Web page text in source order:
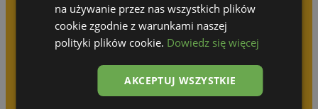
N’attendez pas que quelqu’un d’autre réalise
votre idée !
Olga Górska
+48 690 512 414
na używanie przez nas wszystkich plików
cookie zgodnie z warunkami naszej
polityki plików cookie. Dowiedz się więcej
AKCEPTUJ WSZYSTKIE